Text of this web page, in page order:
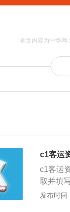
本文内容为中华网·
c1客运
c1客运
取并填
和驾驶
发布时间